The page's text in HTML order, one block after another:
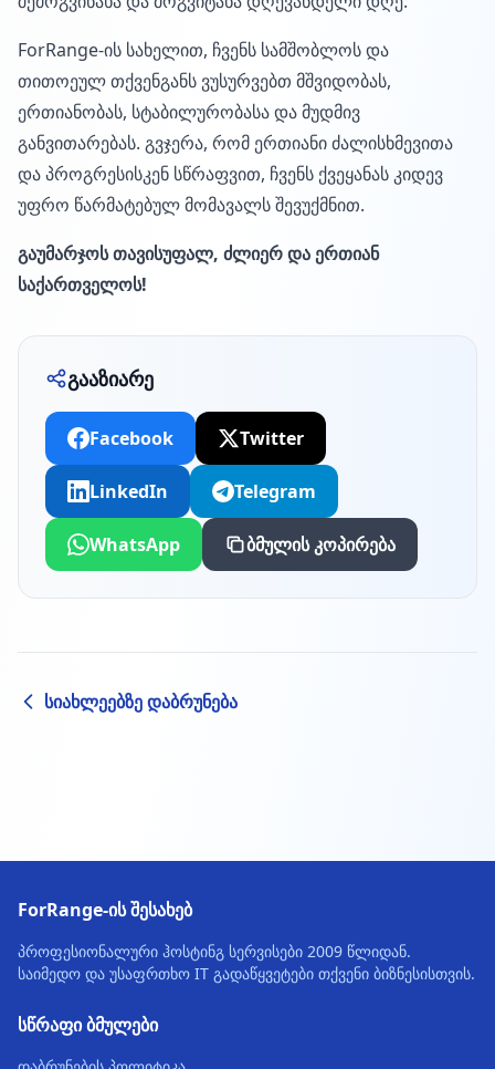
ForRange-ის სახელით, ჩვენს სამშობლოს და
თითოეულ თქვენგანს ვუსურვებთ მშვიდობას,
ერთიანობას, სტაბილურობასა და მუდმივ
განვითარებას. გვჯერა, რომ ერთიანი ძალისხმევითა
და პროგრესისკენ სწრაფვით, ჩვენს ქვეყანას კიდევ
უფრო წარმატებულ მომავალს შევუქმნით.
გაუმარჯოს თავისუფალ, ძლიერ და ერთიან
საქართველოს!
გააზიარე
Facebook Twitter
LinkedIn Telegram
WhatsApp ბმულის კოპირება
სიახლეებზე დაბრუნება
ForRange-ის შესახებ
პროფესიონალური ჰოსტინგ სერვისები 2009 წლიდან.
საიმედო და უსაფრთხო IT გადაწყვეტები თქვენი ბიზნესისთვის.
სწრაფი ბმულები